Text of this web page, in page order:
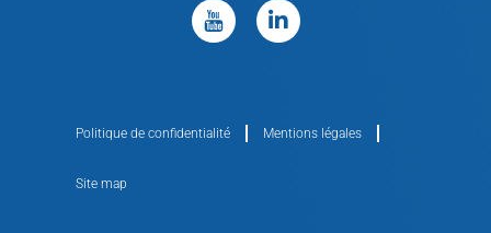
Politique de confidentialité Mentions légales
Site map